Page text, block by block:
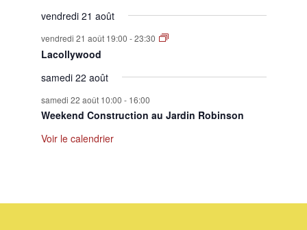
vendredi 21 août
vendredi 21 août 19:00 -23:30
Lacollywood
samedi 22 août
samedi 22 août 10:00 - 16:00
Weekend Construction au Jardin Robinson
Voir le calendrier